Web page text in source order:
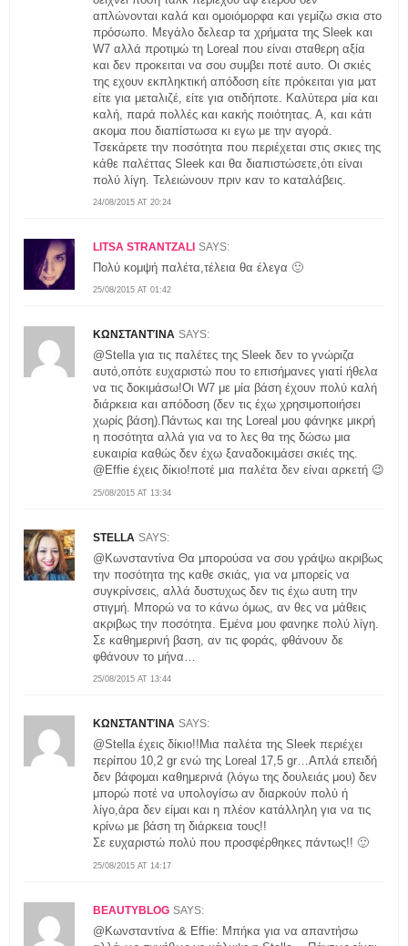
24/08/2015 AT 20:24
απλώνονται καλά και ομοιόμορφα και γεμίζω σκια στο
πρόσωπο. Μεγάλο δελεαρ τα χρήματα της Sleek και
W7 αλλά προτιμώ τη Loreal που είναι σταθερη αξία
και δεν προκειται να σου συμβει ποτέ αυτο. Οι σκιές
της εχουν εκπληκτική απόδοση είτε πρόκειται για ματ
είτε για μεταλιζέ, είτε για οτιδήποτε. Καλύτερα μία και
καλή, παρά πολλές και κακής ποιότητας. Α, και κάτι
ακομα που διαπίστωσα κι εγω με την αγορά.
Τσεκάρετε την ποσότητα που περιέχεται στις σκιες της
κάθε παλέττας Sleek και θα διαπιστώσετε,ότι είναι
πολύ λίγη. Τελειώνουν πριν καν το καταλάβεις.
LITSA STRANTZALI SAYS:
25/08/2015 AT 01:42
Πολύ κομψή παλέτα,τέλεια θα έλεγα 🙂
ΚΩΝΣΤΑΝΤΊΝΑ SAYS:
25/08/2015 AT 13:34
@Stella για τις παλέτες της Sleek δεν το γνώριζα
αυτό,οπότε ευχαριστώ που το επισήμανες γιατί ήθελα
να τις δοκιμάσω!Οι W7 με μία βάση έχουν πολύ καλή
διάρκεια και απόδοση (δεν τις έχω χρησιμοποιήσει
χωρίς βάση).Πάντως και της Loreal μου φάνηκε μικρή
η ποσότητα αλλά για να το λες θα της δώσω μια
ευκαιρία καθώς δεν έχω ξαναδοκιμάσει σκιές της.
@Effie έχεις δίκιο!ποτέ μια παλέτα δεν είναι αρκετή 😉
STELLA SAYS:
25/08/2015 AT 13:44
@Κωνσταντίνα Θα μπορούσα να σου γράψω ακριβως
την ποσότητα της καθε σκιάς, για να μπορείς να
συγκρίνσεις, αλλά δυστυχως δεν τις έχω αυτη την
στιγμή. Μπορώ να το κάνω όμως, αν θες να μάθεις
ακριβως την ποσότητα. Εμένα μου φανηκε πολύ λίγη.
Σε καθημερινή βαση, αν τις φοράς, φθάνουν δε
φθάνουν το μήνα…
ΚΩΝΣΤΑΝΤΊΝΑ SAYS:
25/08/2015 AT 14:17
@Stella έχεις δίκιο!!Μια παλέτα της Sleek περιέχει
περίπου 10,2 gr ενώ της Loreal 17,5 gr…Απλά επειδή
δεν βάφομαι καθημερινά (λόγω της δουλειάς μου) δεν
μπορώ ποτέ να υπολογίσω αν διαρκούν πολύ ή
λίγο,άρα δεν είμαι και η πλέον κατάλληλη για να τις
κρίνω με βάση τη διάρκεια τους!!
Σε ευχαριστώ πολύ που προσφέρθηκες πάντως!! 🙂
BEAUTYBLOG SAYS:
@Κωνσταντίνα & Effie: Mπήκα για να απαντήσω